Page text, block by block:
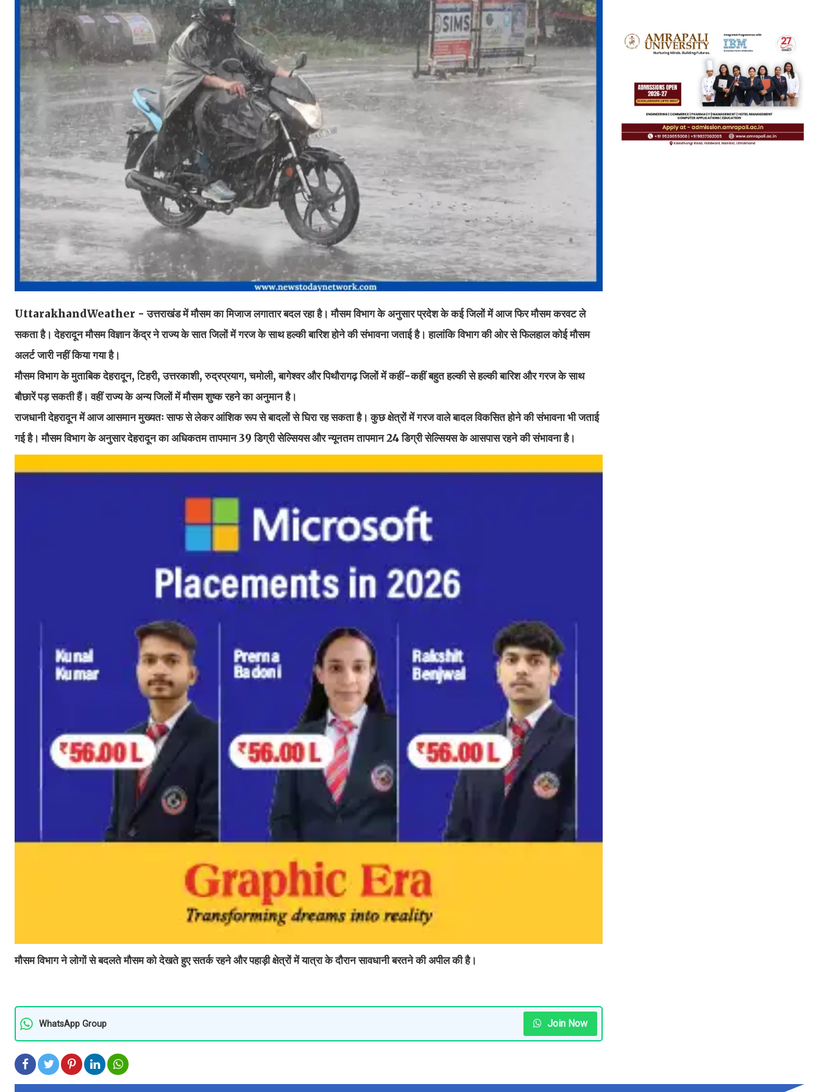
UttarakhandWeather - उत्तराखंड में मौसम का मिजाज लगातार बदल रहा है। मौसम विभाग के अनुसार प्रदेश के कई जिलों में आज फिर मौसम करवट ले
सकता है। देहरादून मौसम विज्ञान केंद्र ने राज्य के सात जिलों में गरज के साथ हल्की बारिश होने की संभावना जताई है। हालांकि विभाग की ओर से फिलहाल कोई मौसम
अलर्ट जारी नहीं किया गया है।
मौसम विभाग के मुताबिक देहरादून, टिहरी, उत्तरकाशी, रुद्रप्रयाग, चमोली, बागेश्वर और पिथौरागढ़ जिलों में कहीं-कहीं बहुत हल्की से हल्की बारिश और गरज के साथ
बौछारें पड़ सकती हैं। वहीं राज्य के अन्य जिलों में मौसम शुष्क रहने का अनुमान है।
राजधानी देहरादून में आज आसमान मुख्यतः साफ से लेकर आंशिक रूप से बादलों से घिरा रह सकता है। कुछ क्षेत्रों में गरज वाले बादल विकसित होने की संभावना भी जताई
गई है। मौसम विभाग के अनुसार देहरादून का अधिकतम तापमान 39 डिग्री सेल्सियस और न्यूनतम तापमान 24 डिग्री सेल्सियस के आसपास रहने की संभावना है।
मौसम विभाग ने लोगों से बदलते मौसम को देखते हुए सतर्क रहने और पहाड़ी क्षेत्रों में यात्रा के दौरान सावधानी बरतने की अपील की है।
WhatsApp Group Join Now